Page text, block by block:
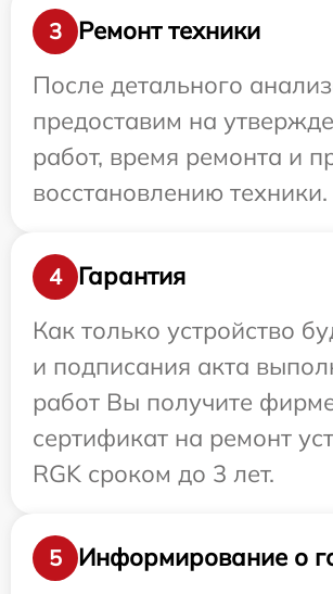
3
Ремонт техники
После детального
предоставим на
работ, время ремонта и
восстановлению техники.
4
Гарантия
Как только устройство
и подписания акта
работ Вы получите
сертификат на ремонт
RGK сроком до 3 лет.
5
Информирование о